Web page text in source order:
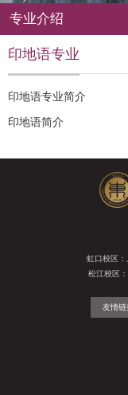
专业介绍
印地语专业
印地语专业简介
印地语简介
虹口校区
松江校区
友情链